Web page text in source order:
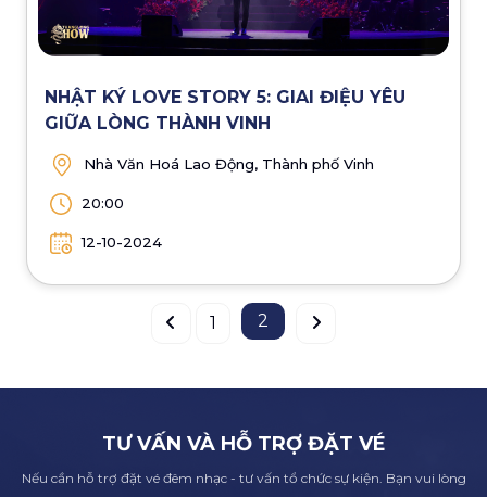
NHẬT KÝ LOVE STORY 5: GIAI ĐIỆU YÊU
GIỮA LÒNG THÀNH VINH
Nhà Văn Hoá Lao Động, Thành phố Vinh
20:00
12-10-2024
1 2
TƯ VẤN VÀ HỖ TRỢ ĐẶT VÉ
Nếu cần hỗ trợ đặt vé đêm nhạc - tư vấn tổ chức sự kiện. Bạn vui lòng